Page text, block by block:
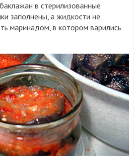
в стерилизованные
заполнены, а жидкости не
маринадом, в котором варились